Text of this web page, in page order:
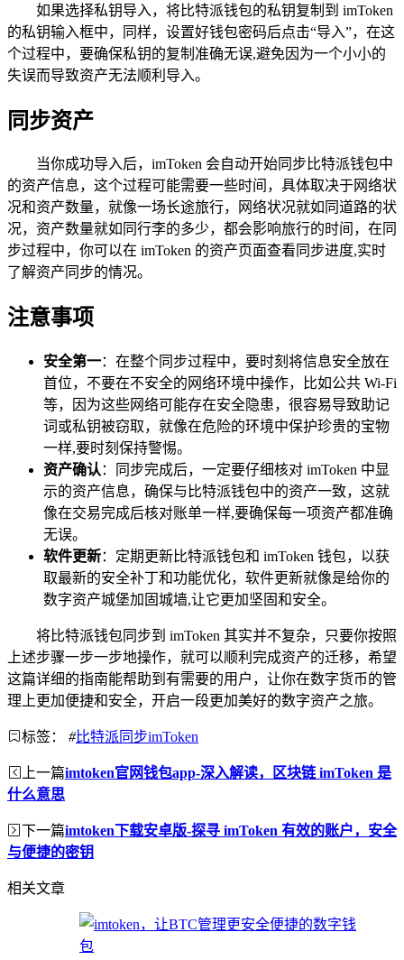
如果选择私钥导入，将比特派钱包的私钥复制到 imToken
的私钥输入框中，同样，设置好钱包密码后点击“导入”，在这
个过程中，要确保私钥的复制准确无误,避免因为一个小小的
失误而导致资产无法顺利导入。
同步资产
当你成功导入后，imToken 会自动开始同步比特派钱包中
的资产信息，这个过程可能需要一些时间，具体取决于网络状
况和资产数量，就像一场长途旅行，网络状况就如同道路的状
况，资产数量就如同行李的多少，都会影响旅行的时间，在同
步过程中，你可以在 imToken 的资产页面查看同步进度,实时
了解资产同步的情况。
注意事项
安全第一：在整个同步过程中，要时刻将信息安全放在
首位，不要在不安全的网络环境中操作，比如公共 Wi-Fi
等，因为这些网络可能存在安全隐患，很容易导致助记
词或私钥被窃取，就像在危险的环境中保护珍贵的宝物
一样,要时刻保持警惕。
资产确认 ：同步完成后，一定要仔细核对 imToken 中显
示的资产信息，确保与比特派钱包中的资产一致，这就
像在交易完成后核对账单一样,要确保每一项资产都准确
无误。
软件更新：定期更新比特派钱包和 imToken 钱包，以获
取最新的安全补丁和功能优化，软件更新就像是给你的
数字资产城堡加固城墙,让它更加坚固和安全。
将比特派钱包同步到 imToken 其实并不复杂，只要你按照
上述步骤一步一步地操作，就可以顺利完成资产的迁移，希望
这篇详细的指南能帮助到有需要的用户，让你在数字货币的管
理上更加便捷和安全，开启一段更加美好的数字资产之旅。
标签： #比特派同步imToken
上一篇imtoken官网钱包app-深入解读，区块链 imToken 是
什么意思
下一篇imtoken下载安卓版-探寻 imToken 有效的账户，安全
与便捷的密钥
相关文章